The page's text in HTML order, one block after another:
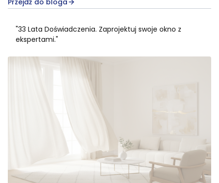
Przejdź do bloga
"33 Lata Doświadczenia. Zaprojektuj swoje okno z
ekspertami."